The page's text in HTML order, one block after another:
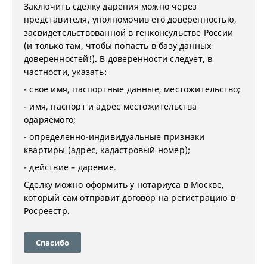
Заключить сделку дарения можно через
представителя, уполномочив его доверенностью,
засвидетельствованной в генконсульстве России
(и только там, чтобы попасть в базу данных
доверенностей!). В доверенности следует, в
частности, указать:
- свое имя, паспортные данные, местожительство;
- имя, паспорт и адрес местожительства
одаряемого;
- определенно-индивидуальные признаки
квартиры (адрес, кадастровый номер);
- действие – дарение.
Сделку можно оформить у нотариуса в Москве,
который сам отправит договор на регистрацию в
Росреестр.
Спасибо